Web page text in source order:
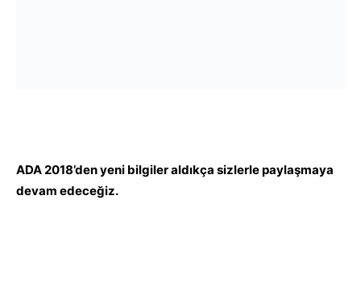
ADA 2018’den yeni bilgiler aldıkça sizlerle paylaşmaya
devam edeceğiz.